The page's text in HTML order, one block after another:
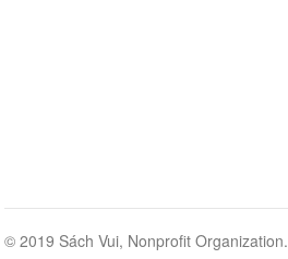
© 2019 Sách Vui, Nonprofit Organization.